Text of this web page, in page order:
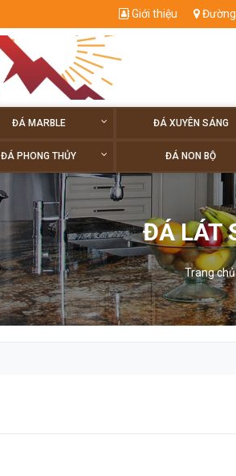
Giới thiệu
ĐÁ MARBLE ĐÁ XUYÊN SÁNG
ĐÁ PHONG THỦY ĐÁ NON BỘ
ĐÁ LÁT
Trang chủ